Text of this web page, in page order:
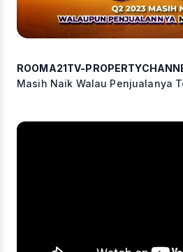
ROOMA21TV-
Masih Naik Walau Penjualanya